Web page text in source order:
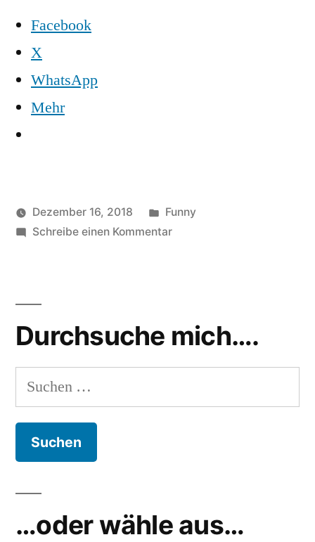
Facebook
X
WhatsApp
Mehr
Veröffentlicht
soundbites
Dezember 16, 2018
Veröffentlicht
in
Funny
Schreibe einen Kommentarzu
Durchsuche mich….
Suchen
nach:
…oder wähle aus…